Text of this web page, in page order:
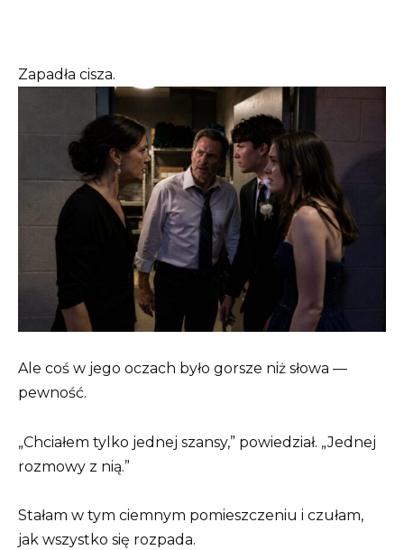
Zapadła cisza.
Ale coś w jego oczach było gorsze niż słowa —
pewność.
„Chciałem tylko jednej szansy,” powiedział. „Jednej
rozmowy z nią.”
Stałam w tym ciemnym pomieszczeniu i czułam,
jak wszystko się rozpada.